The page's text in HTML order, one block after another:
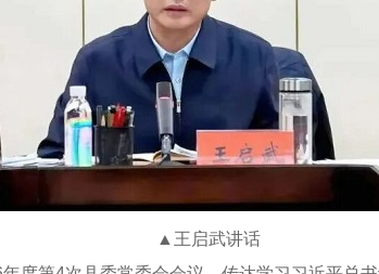
▲ 王启武讲话